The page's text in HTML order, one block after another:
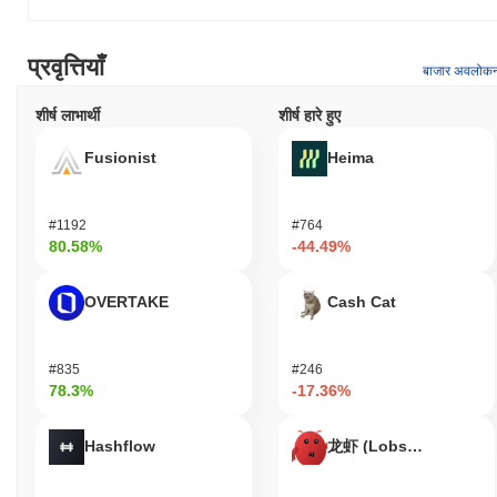
इसके अलावा, CLIPPY का उपयोग ऑफ-चेन लाभों के लिए किया जा सकता है जैसे
छूट, सदस्यता लाभ, और पुरस्कार, जो उपयोगकर्ता जुड़ाव और निष्ठा को बढ़ाता है।
कुल मिलाकर, CLIPPY The OG AI उपयोगकर्ताओं, धारकों, और डेवलपर्स के
लिए एक मजबूत ढांचा प्रदान करता है ताकि वे अपने पारिस्थितिकी तंत्र के भीतर
इंटरैक्ट कर सकें और फल-फूल सकें।
CLIPPY The OG AI सितंबर 2023 में घोषित एक हालिया अपडेट के माध्यम से
सक्रिय है, जिसने उपयोगकर्ता इंटरैक्शन और कार्यक्षमता को बढ़ाने के लिए नए फीचर्स
सुधार पर केंद्रित है, यह सुनिश्चित करते हुए कि यह तेजी से विकसित हो रहे AI
परिदृश्य में प्रासंगिक बना रहे। प्रोजेक्ट विभिन्न प्लेटफार्मों के साथ एकीकरण बनाए
मीडिया पर एक सक्रिय समुदाय है, जहाँ यह उपयोगकर्ताओं के साथ जुड़ता है और
अपडेट साझा करता है, जो इसकी निरंतर प्रासंगिकता को और दर्शाता है। शासन
और उपयोगकर्ता आवश्यकताओं के अनुकूलन के प्रति प्रतिबद्धता को दर्शाता है। ये
संकेतक AI क्षेत्र में इसकी निरंतर प्रासंगिकता का समर्थन करते हैं, यह दर्शाते हुए
प्रवृत्तियाँ बाजार
शीर्ष लाभार्थी
Fusionist
#1192
80.58%
OVERTAKE
#835
78.3%
Hashflow
शीर्ष हारे हुए
Heima
#764
-44.49%
Cash Cat
#246
-17.36%
龙虾 (Lobster)